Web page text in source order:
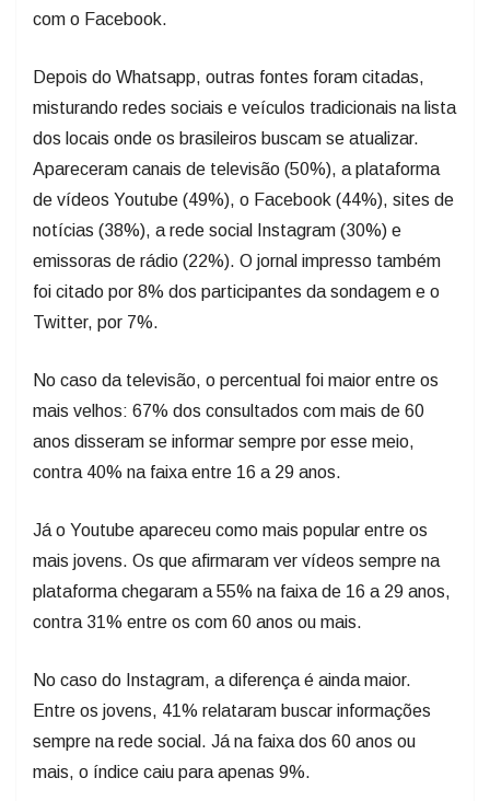
com o Facebook.
Depois do Whatsapp, outras fontes foram citadas,
misturando redes sociais e veículos tradicionais na lista
dos locais onde os brasileiros buscam se atualizar.
Apareceram canais de televisão (50%), a plataforma
de vídeos Youtube (49%), o Facebook (44%), sites de
notícias (38%), a rede social Instagram (30%) e
emissoras de rádio (22%). O jornal impresso também
foi citado por 8% dos participantes da sondagem e o
Twitter, por 7%.
No caso da televisão, o percentual foi maior entre os
mais velhos: 67% dos consultados com mais de 60
anos disseram se informar sempre por esse meio,
contra 40% na faixa entre 16 a 29 anos.
Já o Youtube apareceu como mais popular entre os
mais jovens. Os que afirmaram ver vídeos sempre na
plataforma chegaram a 55% na faixa de 16 a 29 anos,
contra 31% entre os com 60 anos ou mais.
No caso do Instagram, a diferença é ainda maior.
Entre os jovens, 41% relataram buscar informações
sempre na rede social. Já na faixa dos 60 anos ou
mais, o índice caiu para apenas 9%.